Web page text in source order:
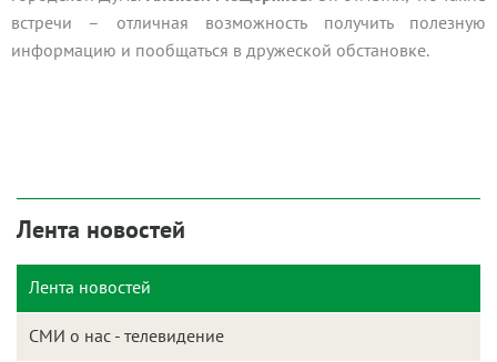
встречи – отличная возможность получить полезную
информацию и пообщаться в дружеской обстановке.
Лента новостей
Лента новостей
СМИ о нас - телевидение